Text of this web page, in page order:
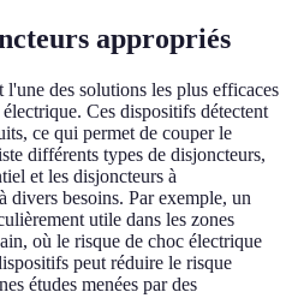
appropriés
des solutions les plus efficaces
Ces dispositifs détectent
ce qui permet de couper le
différents types de disjoncteurs,
et les disjoncteurs à
divers besoins. Par exemple, un
utile dans les zones
où le risque de choc électrique
peut réduire le risque
études menées par des